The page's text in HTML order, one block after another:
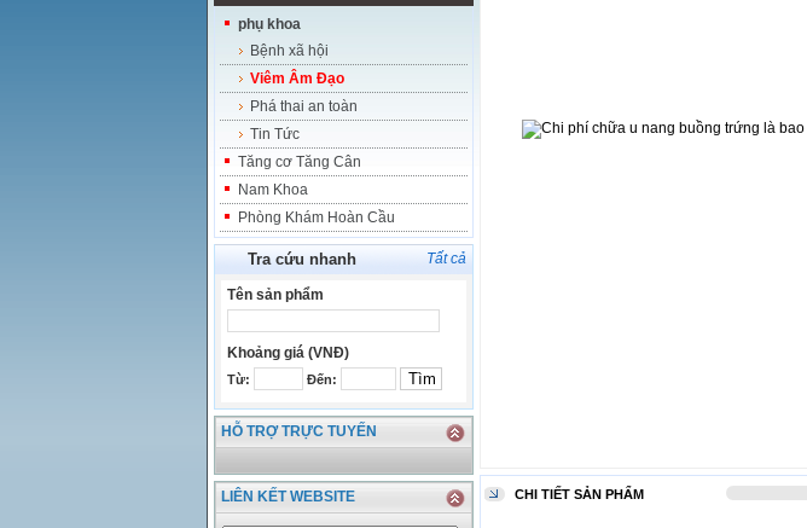
phụ khoa
Bệnh xã hội
Viêm Âm Đạo
Phá thai an toàn
Tin Tức
Tăng cơ Tăng Cân
Nam Khoa
Phòng Khám Hoàn Cầu
Tra cứu nhanh Tất cả
Tên sản phẩm
Khoảng giá (VNĐ)
Từ: Đến:
HỖ TRỢ TRỰC TUYẾN
LIÊN KẾT WEBSITE CHI TIẾT SẢN PHẨM